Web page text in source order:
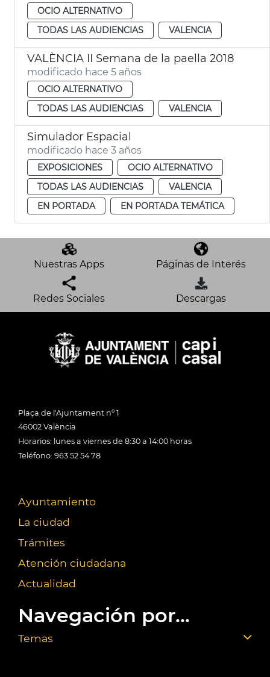
OCIO ALTERNATIVO
TODAS LAS AUDIENCIAS
VALENCIA
VALÈNCIA II Semana de la paella 2018
modificado hace 5 años
OCIO ALTERNATIVO
TODAS LAS AUDIENCIAS
VALENCIA
Simulador Espacial
modificado hace 3 años
EXPOSICIONES
OCIO ALTERNATIVO
TODAS LAS AUDIENCIAS
VALENCIA
EN PORTADA
EN PORTADA TEMÁTICA
Nuestras Apps Páginas de Interés
Redes Sociales Descargas
Plaça de l'Ajuntament nº 1
46002 València
Horarios: lunes a viernes de 8:30 a 14:00 horas
Teléfono: 963 52 54 78
Ayuntamiento
La ciudad
Trámites
Atención ciudadana
Actualidad
Navegación por...
Temas